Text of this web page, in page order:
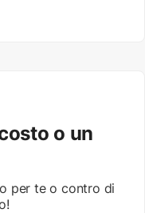
o un
per te o contro di